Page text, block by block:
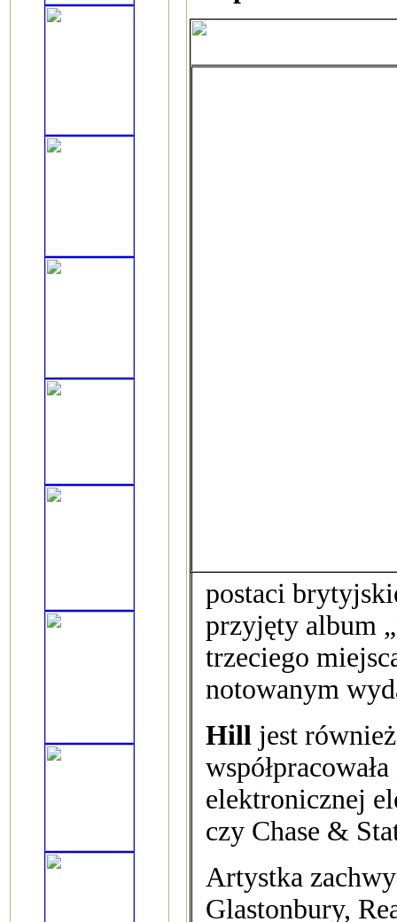
postaci
przyjęty album
trzeciego
notowanym
Hill jest
elektronicznej
czy Chase &
Artystka
Glastonbury,